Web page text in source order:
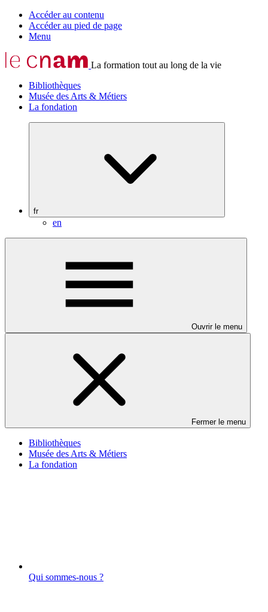
Accéder au contenu
Accéder au pied de page
Menu
La formation tout au long de la vie
Bibliothèques
Musée des Arts & Métiers
La fondation
fr
en
Ouvrir le menu
Fermer le menu
Bibliothèques
Musée des Arts & Métiers
La fondation
Qui sommes-nous ?